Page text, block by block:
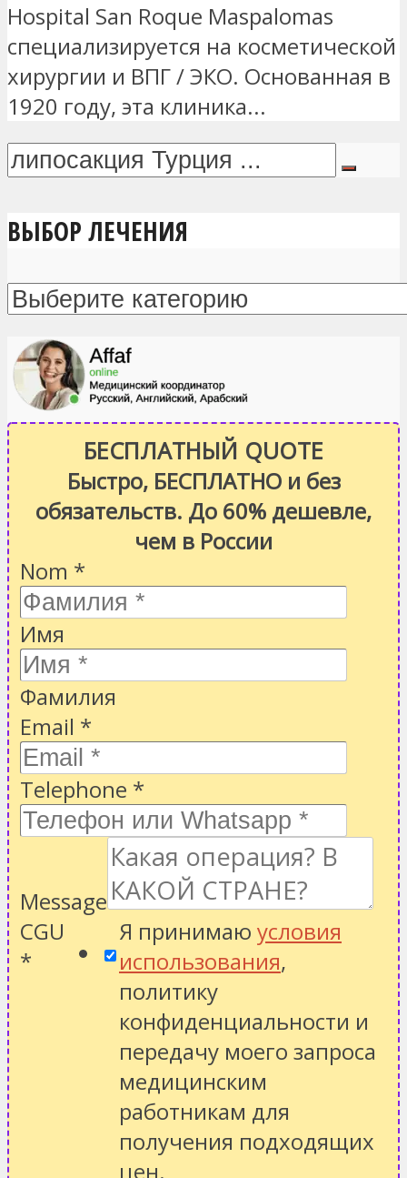
Hospital San Roque Maspalomas
специализируется на косметической
хирургии и ВПГ / ЭКО. Основанная в
1920 году, эта клиника...
ВЫБОР ЛЕЧЕНИЯ
БЕСПЛАТНЫЙ QUOTE
Быстро, БЕСПЛАТНО и без
обязательств. До 60% дешевле,
чем в России
Nom *
Имя
Фамилия
Email *
Telephone *
Message
CGU
*
Я принимаю условия
использования,
политику
конфиденциальности и
передачу моего запроса
медицинским
работникам для
получения подходящих
цен.